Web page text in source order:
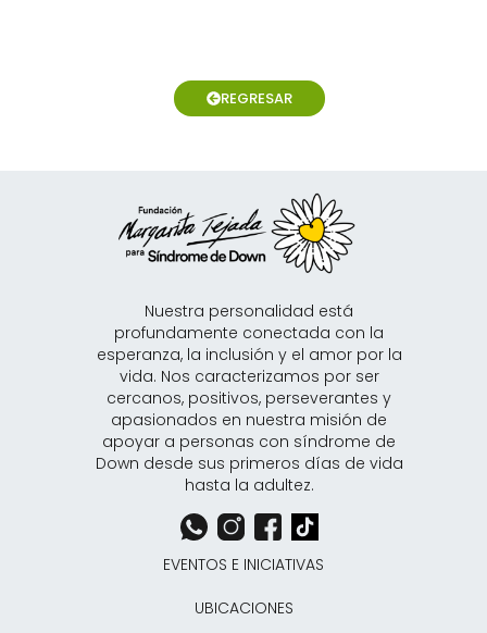
REGRESAR
Nuestra personalidad está
profundamente conectada con la
esperanza, la inclusión y el amor por la
vida. Nos caracterizamos por ser
cercanos, positivos, perseverantes y
apasionados en nuestra misión de
apoyar a personas con síndrome de
Down desde sus primeros días de vida
hasta la adultez.
EVENTOS E INICIATIVAS
UBICACIONES